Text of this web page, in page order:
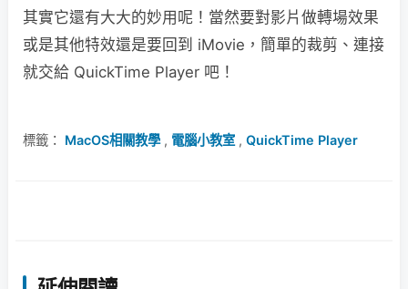
其實它還有大大的妙用呢！當然要對影片做轉場效果
或是其他特效還是要回到 iMovie，簡單的裁剪、連接
就交給 QuickTime Player 吧！
標籤： MacOS相關教學, 電腦小教室 , QuickTime Player